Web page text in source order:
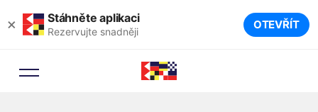
× Stáhněte aplikaci
Rezervujte snadněji OTEVŘÍT